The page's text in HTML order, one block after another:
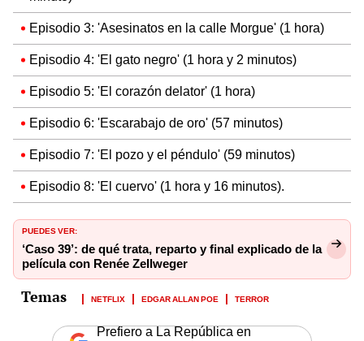
Episodio 3: 'Asesinatos en la calle Morgue' (1 hora)
Episodio 4: 'El gato negro' (1 hora y 2 minutos)
Episodio 5: 'El corazón delator' (1 hora)
Episodio 6: 'Escarabajo de oro' (57 minutos)
Episodio 7: 'El pozo y el péndulo' (59 minutos)
Episodio 8: 'El cuervo' (1 hora y 16 minutos).
PUEDES VER:
‘Caso 39’: de qué trata, reparto y final explicado de la
película con Renée Zellweger
NETFLIX EDGAR ALLAN POE TERROR
Prefiero a La República en